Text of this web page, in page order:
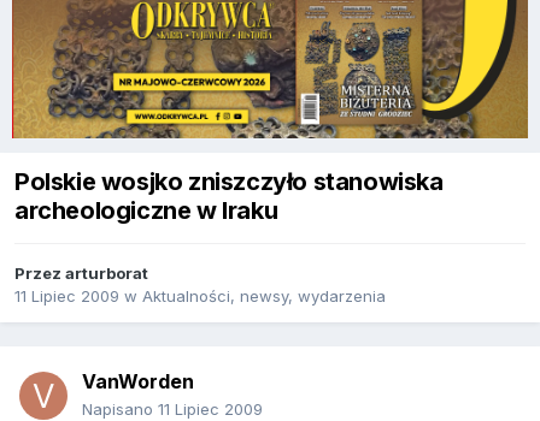
Polskie wosjko zniszczyło stanowiska
archeologiczne w Iraku
Przez arturborat
11 Lipiec 2009 w Aktualności, newsy, wydarzenia
VanWorden
Napisano 11 Lipiec 2009